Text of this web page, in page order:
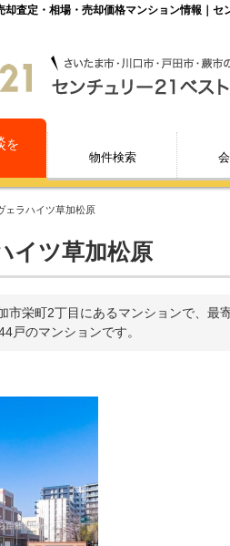
査定・相場・売却価格マンション情報｜セ
を
物件検索
ェラハイツ草加松原
イツ草加松原
栄町2丁目にあるマンションで、最
戸のマンションです。